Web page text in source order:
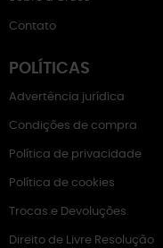
Contato
POLÍTICAS
Advertência jurídica
Condições de compra
Política de privacidade
Política de cookies
Trocas e Devoluções
Direito de Livre Resolução